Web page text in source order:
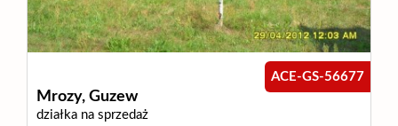
Mrozy, Guzew
działka na sprzedaż
ACE-GS-56677